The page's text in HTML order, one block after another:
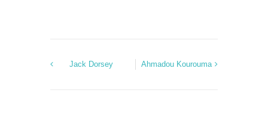
Jack Dorsey Ahmadou Kourouma